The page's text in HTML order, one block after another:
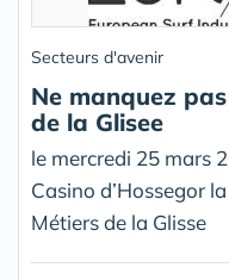
Secteurs d'avenir
Ne manquez
de la Glisee
le mercredi 25 mars
Casino d’Hossegor
Métiers de la Glisse